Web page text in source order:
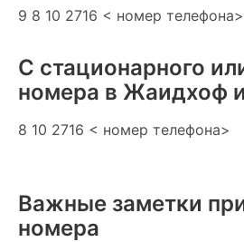
9 8 10 2716 < номер телефона>
С стационарного
номера в Жаидхоф
8 10 2716 < номер телефона>
Важные заметки
номера